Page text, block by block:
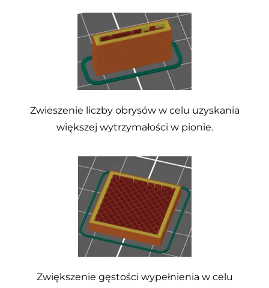
Zwieszenie liczby obrysów w celu uzyskania
większej wytrzymałości w pionie.
Zwiększenie gęstości wypełnienia w celu